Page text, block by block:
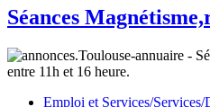
Séances
entre 11h et 16 heure.
Emploi et Services/